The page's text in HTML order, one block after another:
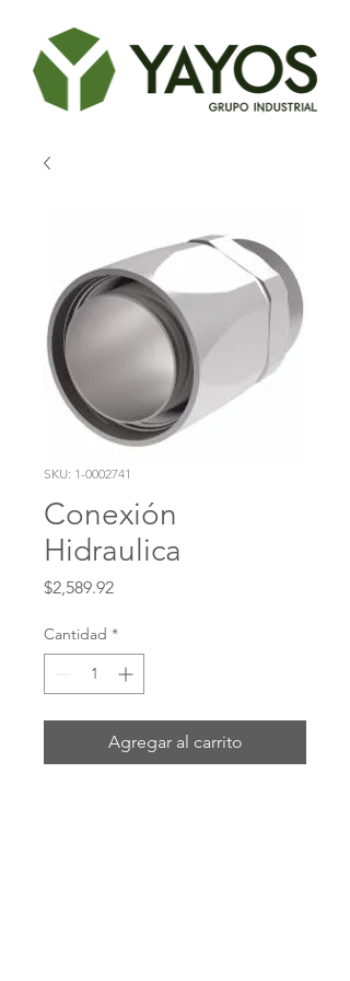
SKU: 1-0002741
Conexión
Hidraulica
$2,589.92Precio
Cantidad *
Agregar al carrito